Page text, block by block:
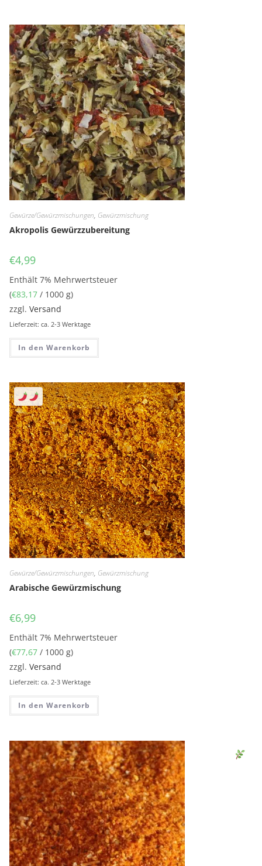
Gewürze/Gewürzmischungen, Gewürzmischung
Akropolis Gewürzzubereitung
€4,99
Enthält 7% Mehrwertsteuer
(€83,17 / 1000 g)
zzgl.Versand
Lieferzeit: ca. 2-3 Werktage
In den Warenkorb
Gewürze/Gewürzmischungen, Gewürzmischung
Arabische Gewürzmischung
€6,99
Enthält 7% Mehrwertsteuer
(€77,67 / 1000 g)
zzgl.Versand
Lieferzeit: ca. 2-3 Werktage
In den Warenkorb
Senf